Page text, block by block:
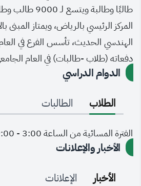
طالبًا وطالبة
المركز الرئيسي بالرياض، ويمتاز المبنى
دفعاته (طلاب -طالبات) في العام الجامعي 1433هـ -
الدوام الدراسي
الطلاب
الطالبات
الفترة المسائية من الساعة 3:00 - 9:00 مساءً.
الأخبار والإعلانات
الأخبار
الإعلانات